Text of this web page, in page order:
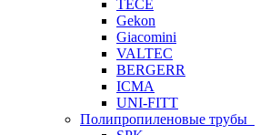
TECE
Gekon
Giacomini
VALTEC
BERGERR
ICMA
UNI-FITT
Полипропиленовые трубы